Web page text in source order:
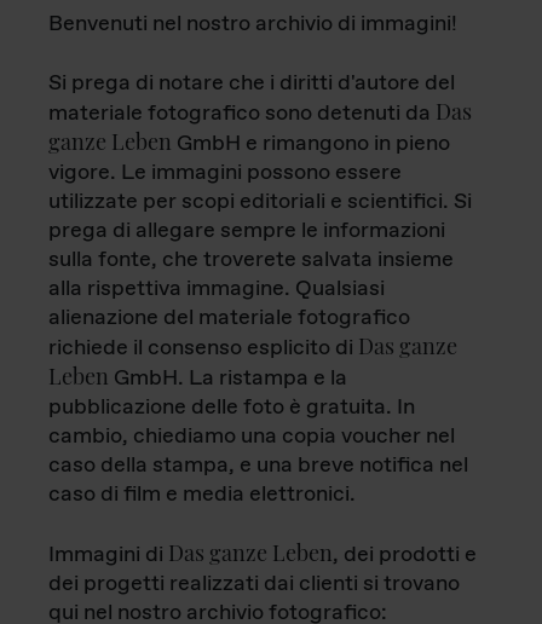
Benvenuti nel nostro archivio di immagini!
Si prega di notare che i diritti d'autore del
materiale fotografico sono detenuti da Das
ganze Leben GmbH e rimangono in pieno
vigore. Le immagini possono essere
utilizzate per scopi editoriali e scientifici. Si
prega di allegare sempre le informazioni
sulla fonte, che troverete salvata insieme
alla rispettiva immagine. Qualsiasi
alienazione del materiale fotografico
richiede il consenso esplicito di Das ganze
Leben GmbH. La ristampa e la
pubblicazione delle foto è gratuita. In
cambio, chiediamo una copia voucher nel
caso della stampa, e una breve notifica nel
caso di film e media elettronici.
Immagini di Das ganze Leben, dei prodotti e
dei progetti realizzati dai clienti si trovano
qui nel nostro archivio fotografico: